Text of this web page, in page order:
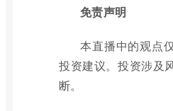
免责声明
本直播中的观点
投资建议。投资涉及
断。